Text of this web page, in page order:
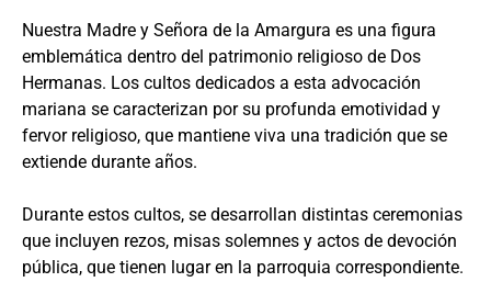
Nuestra Madre y Señora de la Amargura es una figura
emblemática dentro del patrimonio religioso de Dos
Hermanas. Los cultos dedicados a esta advocación
mariana se caracterizan por su profunda emotividad y
fervor religioso, que mantiene viva una tradición que se
extiende durante años.
Durante estos cultos, se desarrollan distintas ceremonias
que incluyen rezos, misas solemnes y actos de devoción
pública, que tienen lugar en la parroquia correspondiente.